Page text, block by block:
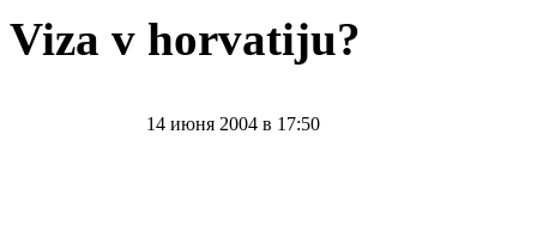
Viza v horvatiju?
14 июня 2004 в 17:50